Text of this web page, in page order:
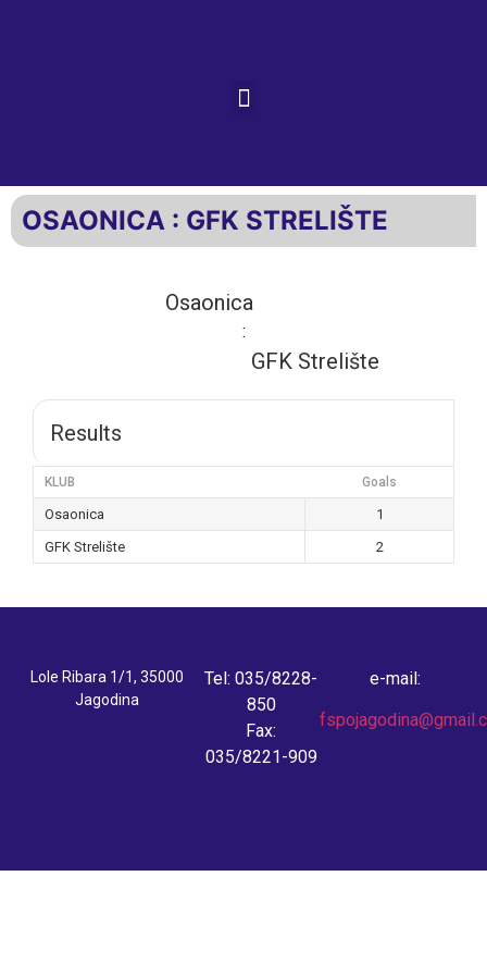
OSAONICA : GFK STRELIŠTE
Osaonica
:
GFK Strelište
Results
KLUB Goals
Osaonica
1
GFK Strelište
2
Lole Ribara 1/1, 35000
Jagodina
Tel: 035/8228-
850
Fax:
035/8221-909
e-mail: